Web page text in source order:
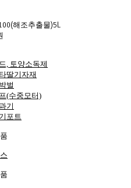
해조추출물)5L
, 토양소독제
딸기자재
벌
(수중모터)
기
포트